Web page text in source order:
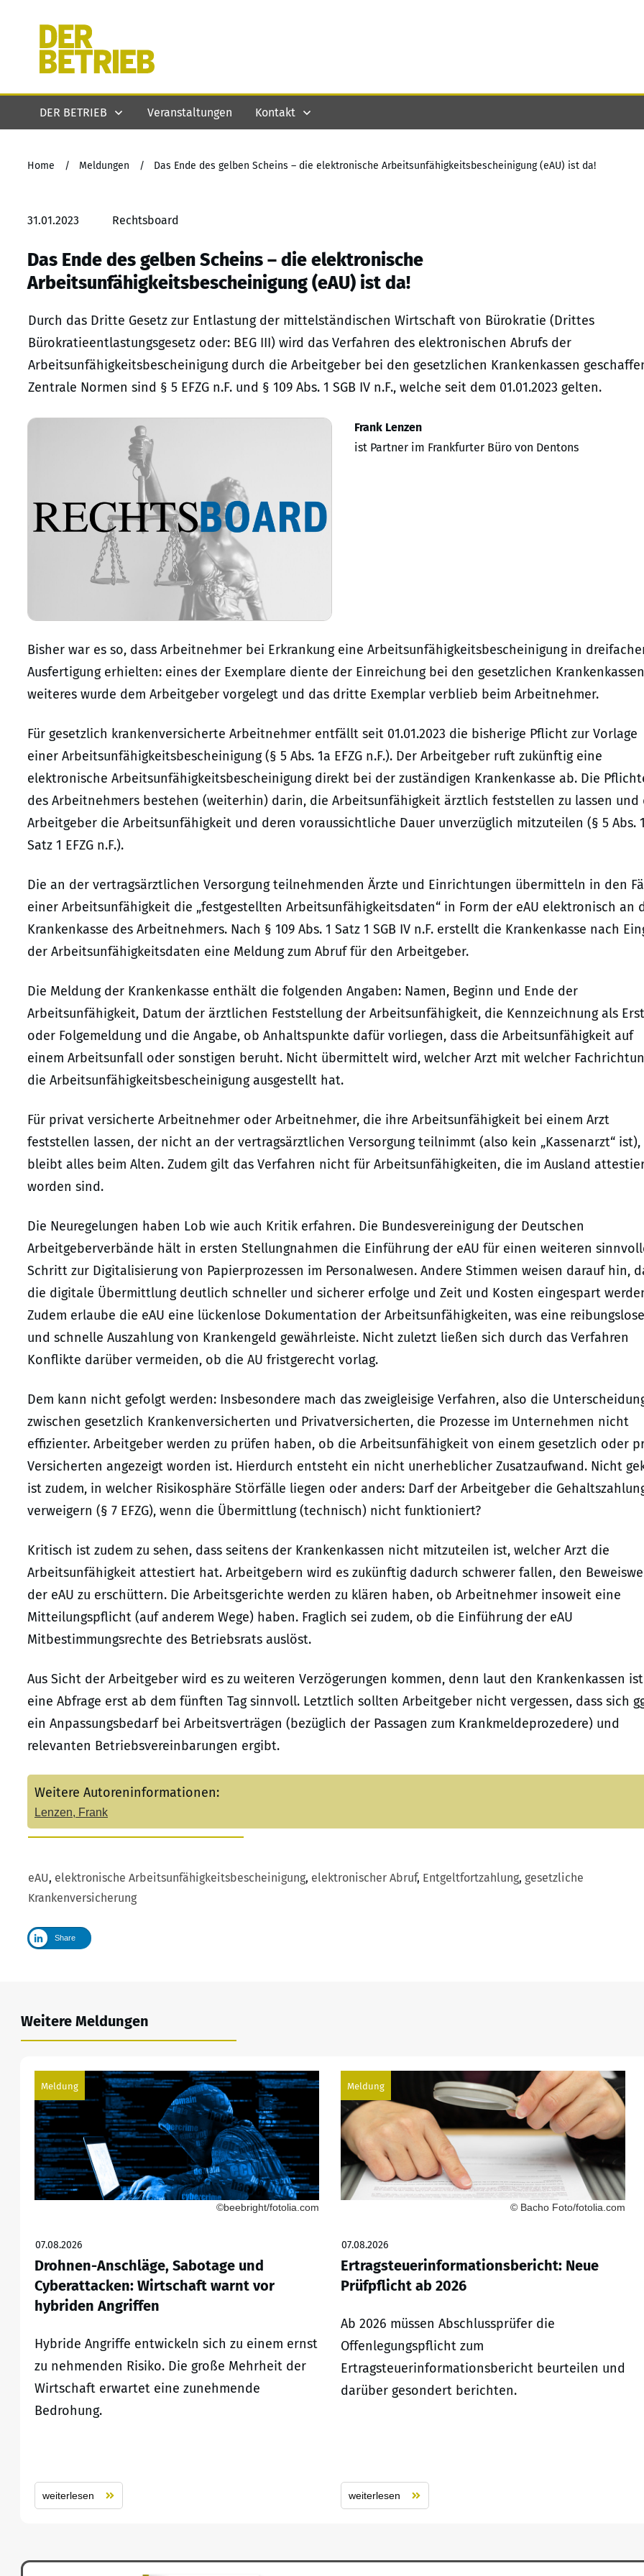
DER BETRIEB Veranstaltungen Kontakt
Home / Meldungen / Das Ende des gelben Scheins – die elektronische Arbeitsunfähigkeitsbescheinigung (eAU) ist da!
31.01.2023 Rechtsboard
Das Ende des gelben Scheins – die elektronische
Arbeitsunfähigkeitsbescheinigung (eAU) ist da!
Durch das Dritte Gesetz zur Entlastung der mittelständischen Wirtschaft von Bürokratie (Drittes
Bürokratieentlastungsgesetz oder: BEG III) wird das Verfahren des elektronischen Abrufs der
Arbeitsunfähigkeitsbescheinigung durch die Arbeitgeber bei den gesetzlichen Krankenkassen
Zentrale Normen sind § 5 EFZG n.F. und § 109 Abs. 1 SGB IV n.F., welche seit dem 01.01.2023 gelten.
Frank Lenzen
ist Partner im Frankfurter Büro von Dentons
Bisher war es so, dass Arbeitnehmer bei Erkrankung eine Arbeitsunfähigkeitsbescheinigung in
Ausfertigung erhielten: eines der Exemplare diente der Einreichung bei den gesetzlichen
weiteres wurde dem Arbeitgeber vorgelegt und das dritte Exemplar verblieb beim Arbeitnehmer.
Für gesetzlich krankenversicherte Arbeitnehmer entfällt seit 01.01.2023 die bisherige Pflicht zur Vorlage
einer Arbeitsunfähigkeitsbescheinigung (§ 5 Abs. 1a EFZG n.F.). Der Arbeitgeber ruft zukünftig eine
elektronische Arbeitsunfähigkeitsbescheinigung direkt bei der zuständigen Krankenkasse ab. Die
des Arbeitnehmers bestehen (weiterhin) darin, die Arbeitsunfähigkeit ärztlich feststellen zu lassen und
Arbeitgeber die Arbeitsunfähigkeit und deren voraussichtliche Dauer unverzüglich mitzuteilen (§ 5 Abs.
Satz 1 EFZG n.F.).
Die an der vertragsärztlichen Versorgung teilnehmenden Ärzte und Einrichtungen übermitteln in den
einer Arbeitsunfähigkeit die „festgestellten Arbeitsunfähigkeitsdaten“ in Form der eAU elektronisch an
Krankenkasse des Arbeitnehmers. Nach § 109 Abs. 1 Satz 1 SGB IV n.F. erstellt die Krankenkasse nach
der Arbeitsunfähigkeitsdaten eine Meldung zum Abruf für den Arbeitgeber.
Die Meldung der Krankenkasse enthält die folgenden Angaben: Namen, Beginn und Ende der
Arbeitsunfähigkeit, Datum der ärztlichen Feststellung der Arbeitsunfähigkeit, die Kennzeichnung als
oder Folgemeldung und die Angabe, ob Anhaltspunkte dafür vorliegen, dass die Arbeitsunfähigkeit auf
einem Arbeitsunfall oder sonstigen beruht. Nicht übermittelt wird, welcher Arzt mit welcher
die Arbeitsunfähigkeitsbescheinigung ausgestellt hat.
Für privat versicherte Arbeitnehmer oder Arbeitnehmer, die ihre Arbeitsunfähigkeit bei einem Arzt
feststellen lassen, der nicht an der vertragsärztlichen Versorgung teilnimmt (also kein „Kassenarzt“ ist),
bleibt alles beim Alten. Zudem gilt das Verfahren nicht für Arbeitsunfähigkeiten, die im Ausland
worden sind.
Die Neuregelungen haben Lob wie auch Kritik erfahren. Die Bundesvereinigung der Deutschen
Arbeitgeberverbände hält in ersten Stellungnahmen die Einführung der eAU für einen weiteren
Schritt zur Digitalisierung von Papierprozessen im Personalwesen. Andere Stimmen weisen darauf hin,
die digitale Übermittlung deutlich schneller und sicherer erfolge und Zeit und Kosten eingespart
Zudem erlaube die eAU eine lückenlose Dokumentation der Arbeitsunfähigkeiten, was eine reibungslose
und schnelle Auszahlung von Krankengeld gewährleiste. Nicht zuletzt ließen sich durch das Verfahren
Konflikte darüber vermeiden, ob die AU fristgerecht vorlag.
Dem kann nicht gefolgt werden: Insbesondere mach das zweigleisige Verfahren, also die
zwischen gesetzlich Krankenversicherten und Privatversicherten, die Prozesse im Unternehmen nicht
effizienter. Arbeitgeber werden zu prüfen haben, ob die Arbeitsunfähigkeit von einem gesetzlich oder
Versicherten angezeigt worden ist. Hierdurch entsteht ein nicht unerheblicher Zusatzaufwand. Nicht
ist zudem, in welcher Risikosphäre Störfälle liegen oder anders: Darf der Arbeitgeber die
verweigern (§ 7 EFZG), wenn die Übermittlung (technisch) nicht funktioniert?
Kritisch ist zudem zu sehen, dass seitens der Krankenkassen nicht mitzuteilen ist, welcher Arzt die
Arbeitsunfähigkeit attestiert hat. Arbeitgebern wird es zukünftig dadurch schwerer fallen, den
der eAU zu erschüttern. Die Arbeitsgerichte werden zu klären haben, ob Arbeitnehmer insoweit eine
Mitteilungspflicht (auf anderem Wege) haben. Fraglich sei zudem, ob die Einführung der eAU
Mitbestimmungsrechte des Betriebsrats auslöst.
Aus Sicht der Arbeitgeber wird es zu weiteren Verzögerungen kommen, denn laut den Krankenkassen ist
eine Abfrage erst ab dem fünften Tag sinnvoll. Letztlich sollten Arbeitgeber nicht vergessen, dass sich
ein Anpassungsbedarf bei Arbeitsverträgen (bezüglich der Passagen zum Krankmeldeprozedere) und
relevanten Betriebsvereinbarungen ergibt.
Weitere Autoreninformationen:
Lenzen, Frank
eAU, elektronische Arbeitsunfähigkeitsbescheinigung, elektronischer Abruf, Entgeltfortzahlung, gesetzliche
Krankenversicherung
Share
Weitere Meldungen
Meldung
©beebright/fotolia.com
07.08.2026
Drohnen-Anschläge, Sabotage und
Cyberattacken: Wirtschaft warnt vor
hybriden Angriffen
Hybride Angriffe entwickeln sich zu einem ernst
zu nehmenden Risiko. Die große Mehrheit der
Wirtschaft erwartet eine zunehmende
Bedrohung.
weiterlesen
Meldung
© Bacho Foto/fotolia.com
07.08.2026
Ertragsteuerinformationsbericht: Neue
Prüfpflicht ab 2026
Ab 2026 müssen Abschlussprüfer die
Offenlegungspflicht zum
Ertragsteuerinformationsbericht beurteilen und
darüber gesondert berichten.
weiterlesen